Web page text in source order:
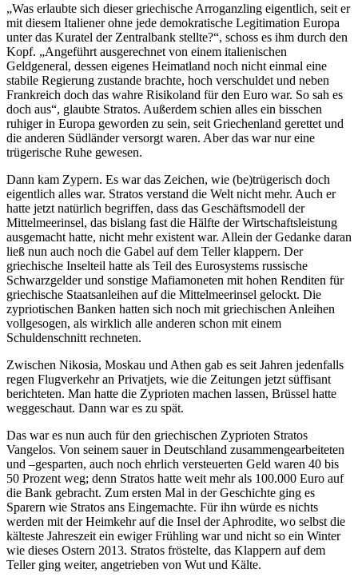
„Was erlaubte sich dieser griechische Arroganzling eigentlich, seit er
mit diesem Italiener ohne jede demokratische Legitimation Europa
unter das Kuratel der Zentralbank stellte?“, schoss es ihm durch den
Kopf. „Angeführt ausgerechnet von einem italienischen
Geldgeneral, dessen eigenes Heimatland noch nicht einmal eine
stabile Regierung zustande brachte, hoch verschuldet und neben
Frankreich doch das wahre Risikoland für den Euro war. So sah es
doch aus“, glaubte Stratos. Außerdem schien alles ein bisschen
ruhiger in Europa geworden zu sein, seit Griechenland gerettet und
die anderen Südländer versorgt waren. Aber das war nur eine
trügerische Ruhe gewesen.
Dann kam Zypern. Es war das Zeichen, wie (be)trügerisch doch
eigentlich alles war. Stratos verstand die Welt nicht mehr. Auch er
hatte jetzt natürlich begriffen, dass das Geschäftsmodell der
Mittelmeerinsel, das bislang fast die Hälfte der Wirtschaftsleistung
ausgemacht hatte, nicht mehr existent war. Allein der Gedanke daran
ließ nun auch noch die Gabel auf dem Teller klappern. Der
griechische Inselteil hatte als Teil des Eurosystems russische
Schwarzgelder und sonstige Mafiamoneten mit hohen Renditen für
griechische Staatsanleihen auf die Mittelmeerinsel gelockt. Die
zypriotischen Banken hatten sich noch mit griechischen Anleihen
vollgesogen, als wirklich alle anderen schon mit einem
Schuldenschnitt rechneten.
Zwischen Nikosia, Moskau und Athen gab es seit Jahren jedenfalls
regen Flugverkehr an Privatjets, wie die Zeitungen jetzt süffisant
berichteten. Man hatte die Zyprioten machen lassen, Brüssel hatte
weggeschaut. Dann war es zu spät.
Das war es nun auch für den griechischen Zyprioten Stratos
Vangelos. Von seinem sauer in Deutschland zusammengearbeiteten
und –gesparten, auch noch ehrlich versteuerten Geld waren 40 bis
50 Prozent weg; denn Stratos hatte weit mehr als 100.000 Euro auf
die Bank gebracht. Zum ersten Mal in der Geschichte ging es
Sparern wie Stratos ans Eingemachte. Für ihn würde es nichts
werden mit der Heimkehr auf die Insel der Aphrodite, wo selbst die
kälteste Jahreszeit ein ewiger Frühling war und nicht so ein Winter
wie dieses Ostern 2013. Stratos fröstelte, das Klappern auf dem
Teller ging weiter, angetrieben von Wut und Kälte.